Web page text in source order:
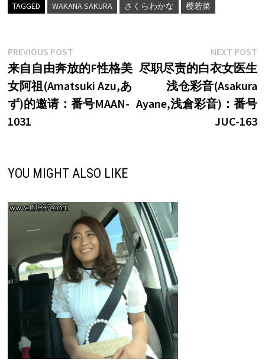
TAGGED WAKANA SAKURA さくらわかな 樱若菜
文
章
导
航
PREVIOUS POSTPrevious
post:
来自自由奔放的F性格美
女阿祖(Amatsuki Azu,あ
ず)的邀请：番号MAAN-
1031
NEXT POST
尽职尽责的白衣女医生
浅仓彩音(Asakura
Ayane,浅倉彩音)：番号
JUC-163
YOU MIGHT ALSO LIKE